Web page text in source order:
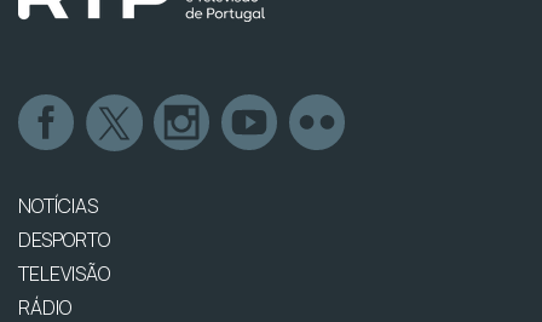
NOTÍCIAS
DESPORTO
TELEVISÃO
RÁDIO